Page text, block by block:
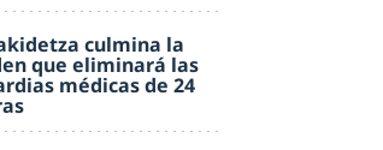
culmina la
que eliminará las
médicas de 24